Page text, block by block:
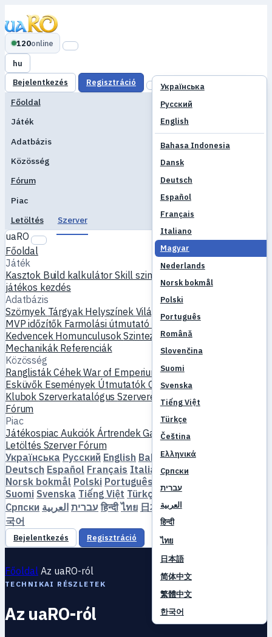
120online
hu
Українська
Русский
English
Bahasa Indonesia
Dansk
Deutsch
Español
Français
Italiano
Magyar
Nederlands
Norsk bokmål
Polski
Português
Română
Slovenčina
Suomi
Svenska
Tiếng Việt
Türkçe
Čeština
Ελληνικά
Српски
עברית
العربية
हिन्दी
ไทย
日本語
简体中文
繁體中文
한국어
Bejelentkezés Regisztráció
Főoldal
Játék
Adatbázis
Közösség
Fórum
Piac
Letöltés
Szerver
uaRO
Főoldal
Játék
Kasztok Build kalkulátorSkill szimulátor
játékos kezdés
Adatbázis
Szörnyek Tárgyak Helyszínek Világtérkép
Skill adatbázis
MVP időzítők Farmolási útmutató
Készítés és kovácsolás
Kedvencek HomunculusokSzintezésÖsszehasonlítás
Mechanikák Referenciák
Közösség
RanglistákCéhekWar of EmperiumJátékos profilok
Esküvők Események Útmutatók GalériaVideó
Klubok SzerverkatalógusSzerverértékelések
Fórum
Piac
JátékospiacAukciók ÁrtrendekGazdaság
Letöltés Szerver Fórum
Українська Русский English Bahasa Indonesia
Deutsch Español Français Italiano Magyar
Norsk bokmål Polski Português
Suomi Svenska Tiếng Việt Türkçe Čeština
Српски
עברית العربية हिन्दी ไทย 日本語 简体中文
국어
Bejelentkezés Regisztráció
Főoldal Az uaRO-ról
TECHNIKAI RÉSZLETEK
Az uaRO-ról